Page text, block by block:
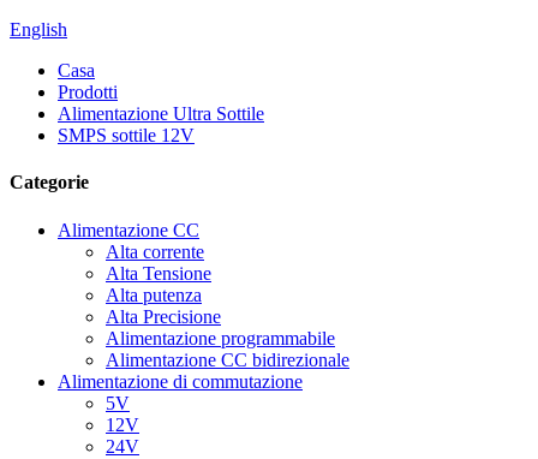
English
Casa
Prodotti
Alimentazione Ultra Sottile
SMPS sottile 12V
Categorie
Alimentazione CC
Alta corrente
Alta Tensione
Alta putenza
Alta Precisione
Alimentazione programmabile
Alimentazione CC bidirezionale
Alimentazione di commutazione
5V
12V
24V